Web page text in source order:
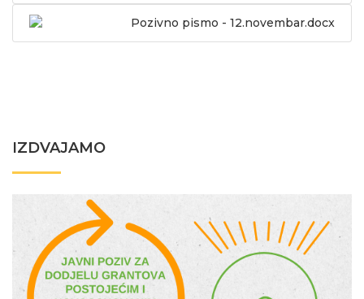
Pozivno pismo - 12.novembar.docx
IZDVAJAMO